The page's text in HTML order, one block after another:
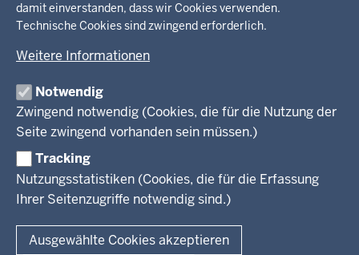
damit einverstanden, dass wir Cookies verwenden.
Technische Cookies sind zwingend erforderlich.
Weitere Informationen
Notwendig
Zwingend notwendig (Cookies, die für die Nutzung der
Seite zwingend vorhanden sein müssen.)
Tracking
Nutzungsstatistiken (Cookies, die für die Erfassung
Ihrer Seitenzugriffe notwendig sind.)
Ausgewählte Cookies akzeptieren
der
Fußzeile
Ministerium
Leitung des Hauses
Organisation
Arbeitgeber Ministerium
Rechtsgrundlagen
Kultur
Wissenschaft, Forschung, Lehre und Studium
Presse
Service
Kontakt
Fußzeile
Datenschutz Erklärung zur Barrierefreiheit